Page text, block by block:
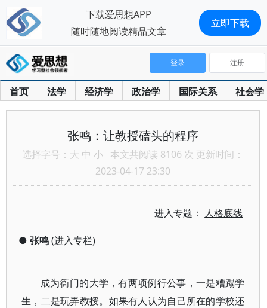
首页 法学 经济学 政治学 国际关系 社会学
登录 注册
张鸣：让教授磕头的程序
选择字号： 大 中 小 本文共阅读 8106 次 更新时间：
2023-04-17 23:30
进入专题： 人格底线
● 张鸣(进入专栏)
成为衙门的大学，有两项例行公事，一是糟蹋学
生，二是玩弄教授。如果有人认为自己所在的学校还
下载爱思想APP
随时随地阅读精品文章
立即下载